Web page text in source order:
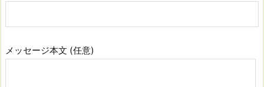
メッセージ本文 (任意)